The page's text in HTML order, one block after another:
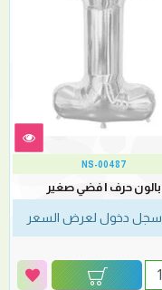
NS-00487
بالون حرف I فضي صغير
سجل دخول لعرض السعر